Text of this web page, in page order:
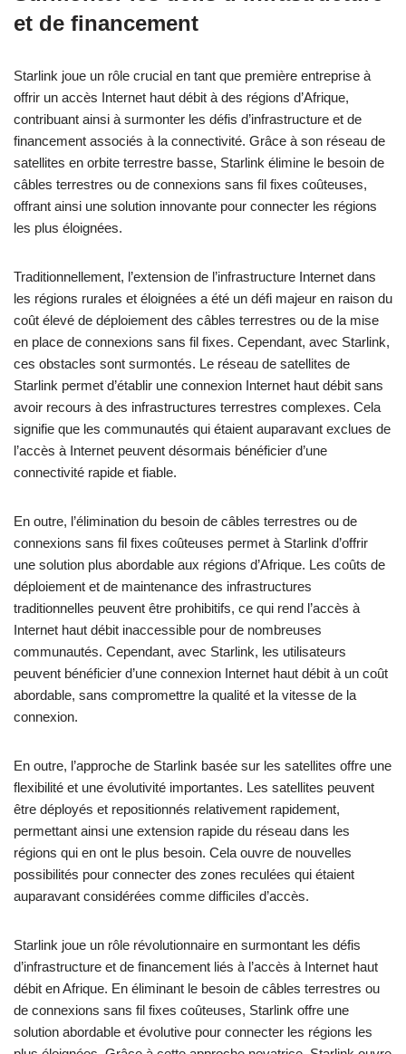
et de financement
Starlink joue un rôle crucial en tant que première entreprise à
offrir un accès Internet haut débit à des régions d’Afrique,
contribuant ainsi à surmonter les défis d’infrastructure et de
financement associés à la connectivité. Grâce à son réseau de
satellites en orbite terrestre basse, Starlink élimine le besoin de
câbles terrestres ou de connexions sans fil fixes coûteuses,
offrant ainsi une solution innovante pour connecter les régions
les plus éloignées.
Traditionnellement, l’extension de l’infrastructure Internet dans
les régions rurales et éloignées a été un défi majeur en raison du
coût élevé de déploiement des câbles terrestres ou de la mise
en place de connexions sans fil fixes. Cependant, avec Starlink,
ces obstacles sont surmontés. Le réseau de satellites de
Starlink permet d’établir une connexion Internet haut débit sans
avoir recours à des infrastructures terrestres complexes. Cela
signifie que les communautés qui étaient auparavant exclues de
l’accès à Internet peuvent désormais bénéficier d’une
connectivité rapide et fiable.
En outre, l’élimination du besoin de câbles terrestres ou de
connexions sans fil fixes coûteuses permet à Starlink d’offrir
une solution plus abordable aux régions d’Afrique. Les coûts de
déploiement et de maintenance des infrastructures
traditionnelles peuvent être prohibitifs, ce qui rend l’accès à
Internet haut débit inaccessible pour de nombreuses
communautés. Cependant, avec Starlink, les utilisateurs
peuvent bénéficier d’une connexion Internet haut débit à un coût
abordable, sans compromettre la qualité et la vitesse de la
connexion.
En outre, l’approche de Starlink basée sur les satellites offre une
flexibilité et une évolutivité importantes. Les satellites peuvent
être déployés et repositionnés relativement rapidement,
permettant ainsi une extension rapide du réseau dans les
régions qui en ont le plus besoin. Cela ouvre de nouvelles
possibilités pour connecter des zones reculées qui étaient
auparavant considérées comme difficiles d’accès.
Starlink joue un rôle révolutionnaire en surmontant les défis
d’infrastructure et de financement liés à l’accès à Internet haut
débit en Afrique. En éliminant le besoin de câbles terrestres ou
de connexions sans fil fixes coûteuses, Starlink offre une
solution abordable et évolutive pour connecter les régions les